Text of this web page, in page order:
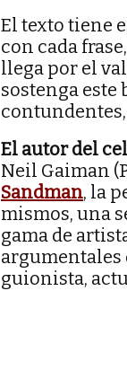
El texto tiene
con cada
llega por el
sostenga este
El autor del
Neil Gaiman
Sandman, la
mismos, una
gama de
argumentales
guionista,